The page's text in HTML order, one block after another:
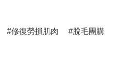
修復勞損肌肉 脫毛團購